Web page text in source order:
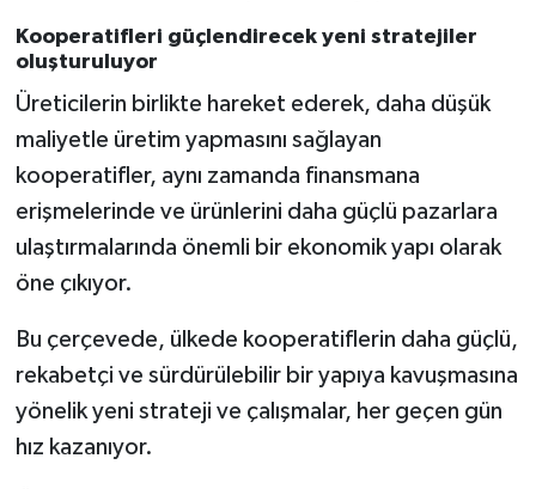
Kooperatifleri güçlendirecek yeni stratejiler
oluşturuluyor
Üreticilerin birlikte hareket ederek, daha düşük
maliyetle üretim yapmasını sağlayan
kooperatifler, aynı zamanda finansmana
erişmelerinde ve ürünlerini daha güçlü pazarlara
ulaştırmalarında önemli bir ekonomik yapı olarak
öne çıkıyor.
Bu çerçevede, ülkede kooperatiflerin daha güçlü,
rekabetçi ve sürdürülebilir bir yapıya kavuşmasına
yönelik yeni strateji ve çalışmalar, her geçen gün
hız kazanıyor.